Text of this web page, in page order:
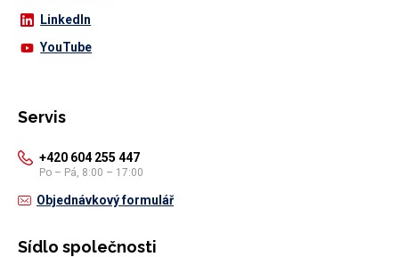
LinkedIn
YouTube
Servis
+420 604 255 447
Po – Pá, 8:00 – 17:00
Objednávkový formulář
Sídlo společnosti